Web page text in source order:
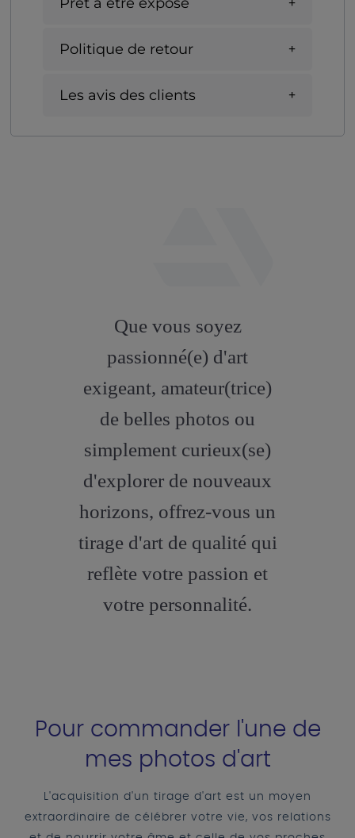
Politique de retour
Les avis des clients
artstation
Que vous soyez
passionné(e) d'art
exigeant, amateur(trice)
de belles photos ou
simplement curieux(se)
d'explorer de nouveaux
horizons, offrez-vous un
tirage d'art de qualité qui
reflète votre passion et
votre personnalité.
Pour commander l'une de
mes photos d'art
L'acquisition d'un tirage d'art est un moyen
extraordinaire de célébrer votre vie, vos relations